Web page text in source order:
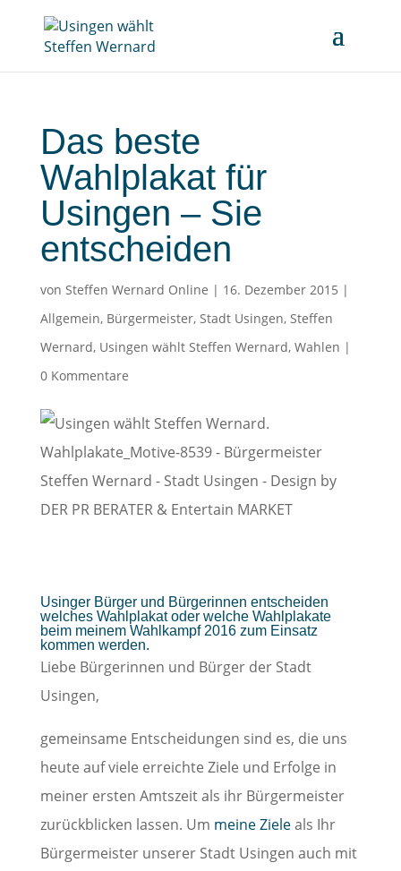
Das beste
Wahlplakat für
Usingen – Sie
entscheiden
von Steffen Wernard Online | 16. Dezember 2015 |
Allgemein, Bürgermeister, Stadt Usingen, Steffen
Wernard, Usingen wählt Steffen Wernard, Wahlen |
0 Kommentare
Usinger Bürger und Bürgerinnen entscheiden
welches Wahlplakat oder welche Wahlplakate
beim meinem Wahlkampf 2016 zum Einsatz
kommen werden.
Liebe Bürgerinnen und Bürger der Stadt
Usingen,
gemeinsame Entscheidungen sind es, die uns
heute auf viele erreichte Ziele und Erfolge in
meiner ersten Amtszeit als ihr Bürgermeister
zurückblicken lassen. Um meine Zieleals Ihr
Bürgermeister unserer Stadt Usingen auch mit